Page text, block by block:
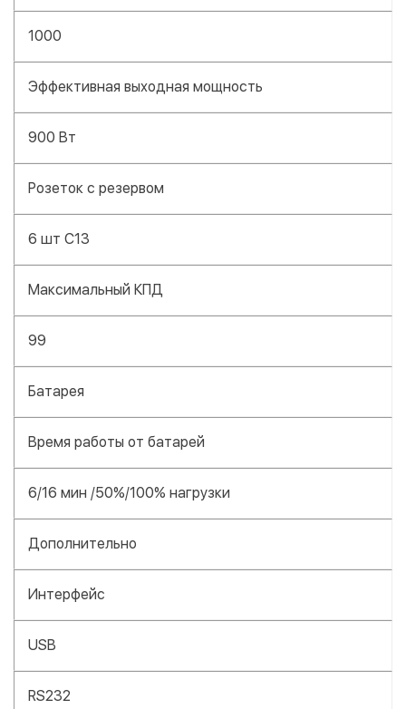
1000
Эффективная выходная мощность
900 Вт
Розеток с резервом
6 шт C13
Максимальный КПД
99
Батарея
Время работы от батарей
6/16 мин /50%/100% нагрузки
Дополнительно
Интерфейс
USB
RS232